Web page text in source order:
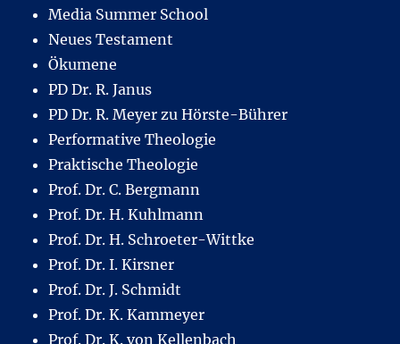
Media Summer School
Neues Testament
Ökumene
PD Dr. R. Janus
PD Dr. R. Meyer zu Hörste-Bührer
Performative Theologie
Praktische Theologie
Prof. Dr. C. Bergmann
Prof. Dr. H. Kuhlmann
Prof. Dr. H. Schroeter-Wittke
Prof. Dr. I. Kirsner
Prof. Dr. J. Schmidt
Prof. Dr. K. Kammeyer
Prof. Dr. K. von Kellenbach